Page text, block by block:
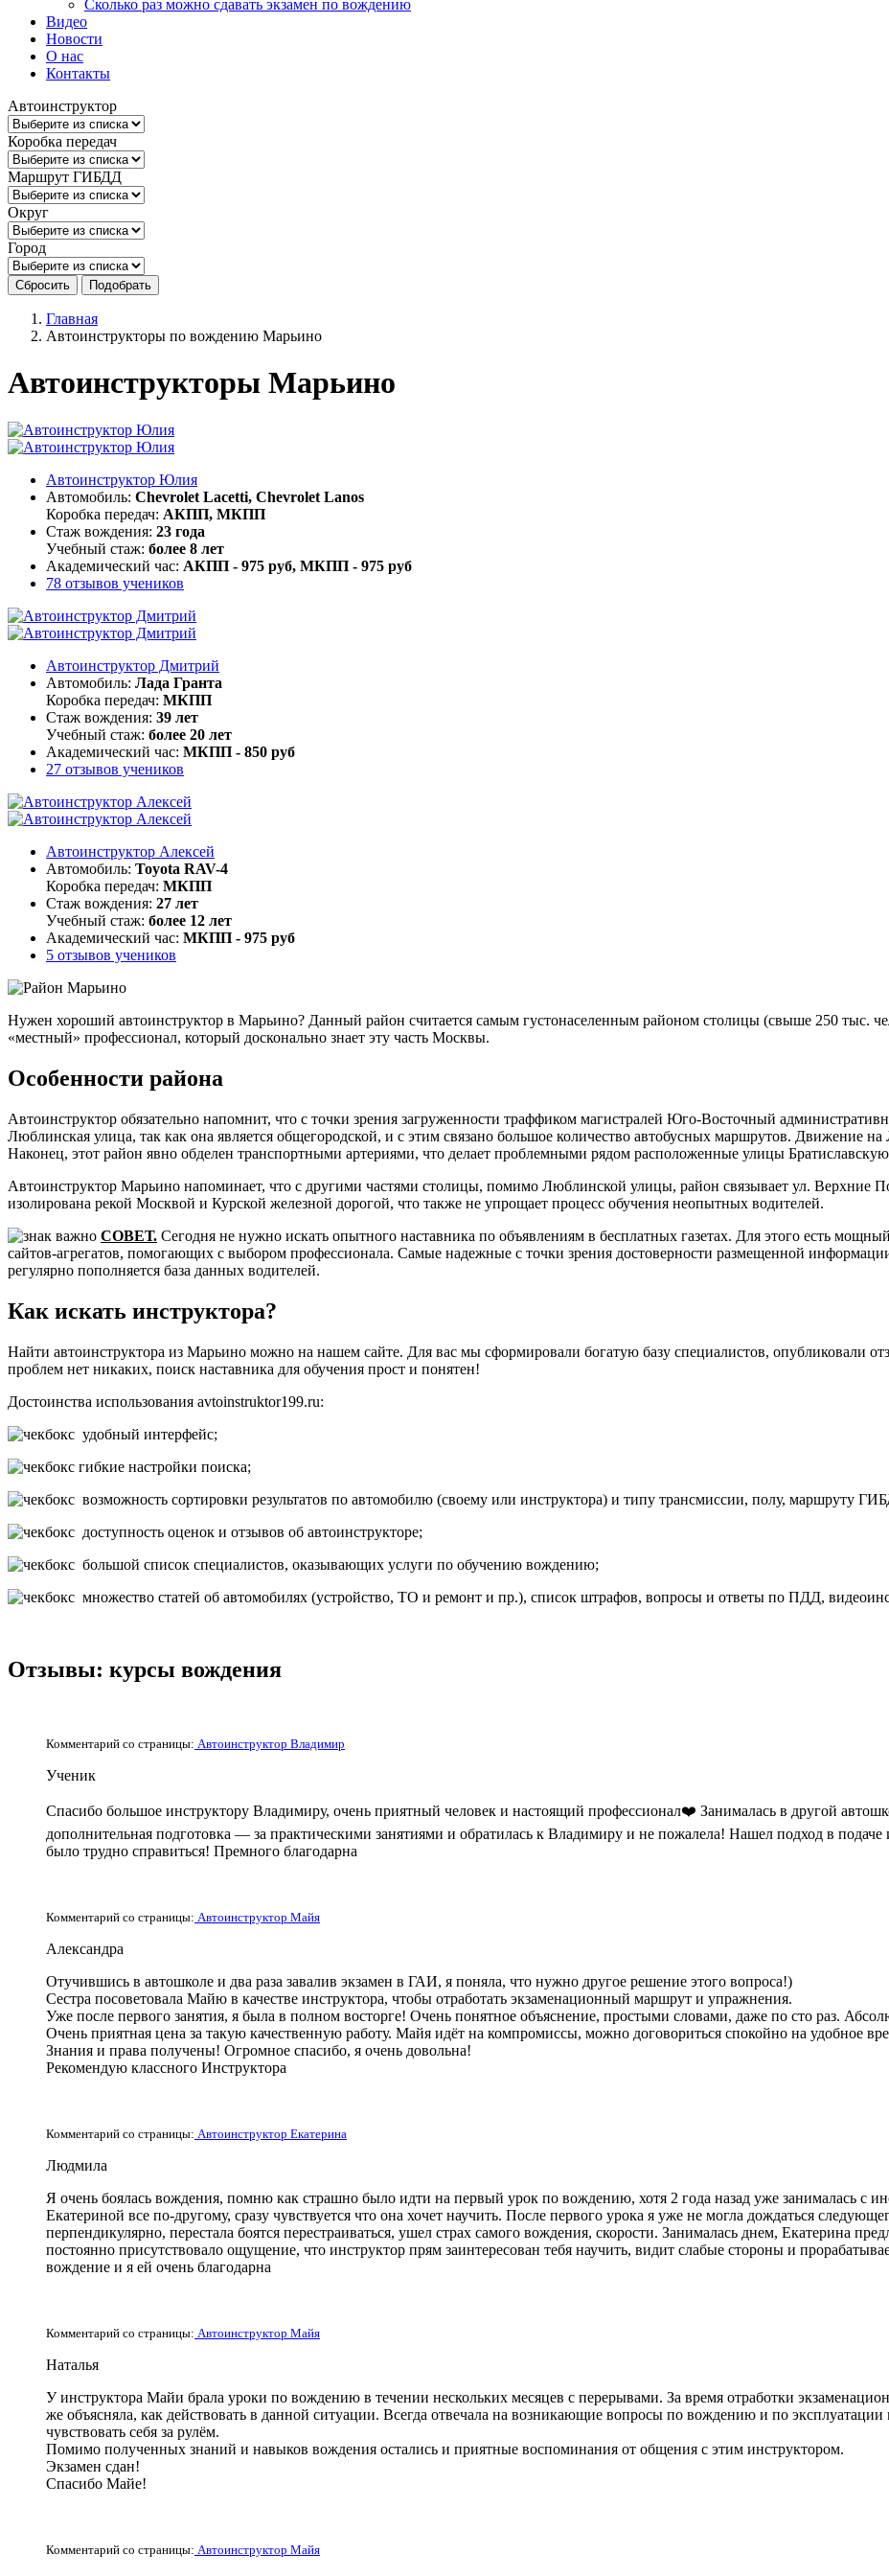
Сколько раз можно сдавать экзамен по вождению
Видео
Новости
О нас
Контакты
Автоинструктор
Коробка передач
Маршрут ГИБДД
Округ
Город
Сбросить Подобрать
Главная
Автоинструкторы по вождению Марьино
Автоинструкторы Марьино
Автоинструктор Юлия
Автомобиль: Chevrolet Lacetti, Chevrolet Lanos
Коробка передач: АКПП, МКПП
Стаж вождения: 23 года
Учебный стаж: более 8 лет
Академический час: АКПП - 975 руб, МКПП - 975 руб
78 отзывов учеников
Автоинструктор Дмитрий
Автомобиль: Лада Гранта
Коробка передач: МКПП
Стаж вождения: 39 лет
Учебный стаж: более 20 лет
Академический час: МКПП - 850 руб
27 отзывов учеников
Автоинструктор Алексей
Автомобиль: Тоyota RAV-4
Коробка передач: МКПП
Стаж вождения: 27 лет
Учебный стаж: более 12 лет
Академический час: МКПП - 975 руб
5 отзывов учеников
Нужен хороший автоинструктор в Марьино? Данный район считается самым густонаселенным районом столицы (свыше 250 тыс.
«местный» профессионал, который досконально знает эту часть Москвы.
Особенности района
Автоинструктор обязательно напомнит, что с точки зрения загруженности траффиком магистралей Юго-Восточный
Люблинская улица, так как она является общегородской, и с этим связано большое количество автобусных маршрутов. Движение
Наконец, этот район явно обделен транспортными артериями, что делает проблемными рядом расположенные улицы
Автоинструктор Марьино напоминает, что с другими частями столицы, помимо Люблинской улицы, район связывает ул. Верхние
изолирована рекой Москвой и Курской железной дорогой, что также не упрощает процесс обучения неопытных водителей.
СОВЕТ. Сегодня не нужно искать опытного наставника по объявлениям в бесплатных газетах. Для этого есть
сайтов-агрегатов, помогающих с выбором профессионала. Самые надежные с точки зрения достоверности размещенной
регулярно пополняется база данных водителей.
Как искать инструктора?
Найти автоинструктора из Марьино можно на нашем сайте. Для вас мы сформировали богатую базу специалистов, опубликовали
проблем нет никаких, поиск наставника для обучения прост и понятен!
Достоинства использования avtoinstruktor199.ru:
удобный интерфейс;
гибкие настройки поиска;
возможность сортировки результатов по автомобилю (своему или инструктора) и типу трансмиссии, полу, маршруту
доступность оценок и отзывов об автоинструкторе;
большой список специалистов, оказывающих услуги по обучению вождению;
множество статей об автомобилях (устройство, ТО и ремонт и пр.), список штрафов, вопросы и ответы по ПДД,
Отзывы: курсы вождения
Комментарий со страницы: Автоинструктор Владимир
Ученик
Спасибо большое инструктору Владимиру, очень приятный человек и настоящий профессионал❤️ Занималась в другой
дополнительная подготовка — за практическими занятиями и обратилась к Владимиру и не пожалела! Нашел подход в
было трудно справиться! Премного благодарна
Комментарий со страницы: Автоинструктор Майя
Александра
Отучившись в автошколе и два раза завалив экзамен в ГАИ, я поняла, что нужно другое решение этого вопроса!)
Сестра посоветовала Майю в качестве инструктора, чтобы отработать экзаменационный маршрут и упражнения.
Уже после первого занятия, я была в полном восторге! Очень понятное объяснение, простыми словами, даже по сто раз.
Очень приятная цена за такую качественную работу. Майя идёт на компромиссы, можно договориться спокойно на удобное
Знания и права получены! Огромное спасибо, я очень довольна!
Рекомендую классного Инструктора
Комментарий со страницы: Автоинструктор Екатерина
Людмила
Я очень боялась вождения, помню как страшно было идти на первый урок по вождению, хотя 2 года назад уже занималась с
Екатериной все по-другому, сразу чувствуется что она хочет научить. После первого урока я уже не могла дождаться
перпендикулярно, перестала боятся перестраиваться, ушел страх самого вождения, скорости. Занималась днем, Екатерина
постоянно присутствовало ощущение, что инструктор прям заинтересован тебя научить, видит слабые стороны и
вождение и я ей очень благодарна
Комментарий со страницы: Автоинструктор Майя
Наталья
У инструктора Майи брала уроки по вождению в течении нескольких месяцев с перерывами. За время отработки
же объясняла, как действовать в данной ситуации. Всегда отвечала на возникающие вопросы по вождению и по
чувствовать себя за рулём.
Помимо полученных знаний и навыков вождения остались и приятные воспоминания от общения с этим инструктором.
Экзамен сдан!
Спасибо Майе!
Комментарий со страницы: Автоинструктор Майя